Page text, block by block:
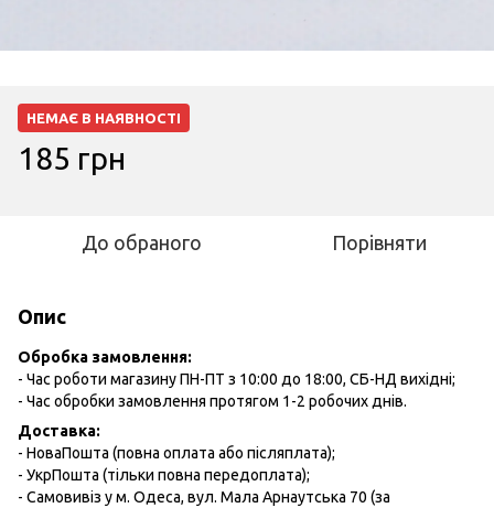
НЕМАЄ В НАЯВНОСТІ
185 грн
До обраного Порівняти
Опис
Обробка замовлення:
- Час роботи магазину ПН-ПТ з 10:00 до 18:00, СБ-НД вихідні;
- Час обробки замовлення протягом 1-2 робочих днів.
Доставка:
- НоваПошта (повна оплата або післяплата);
- УкрПошта (тільки повна передоплата);
- Самовивіз у м. Одеса, вул. Мала Арнаутська 70 (за